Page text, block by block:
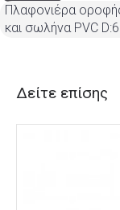
Πλαφονιέρα
και σωλήνα PVC
Δείτε επίσης